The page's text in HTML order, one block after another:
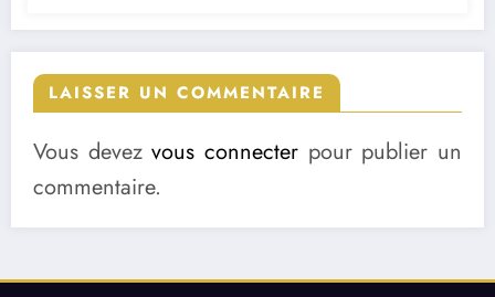
LAISSER UN COMMENTAIRE
Vous devezvous connecter pour publier un
commentaire.